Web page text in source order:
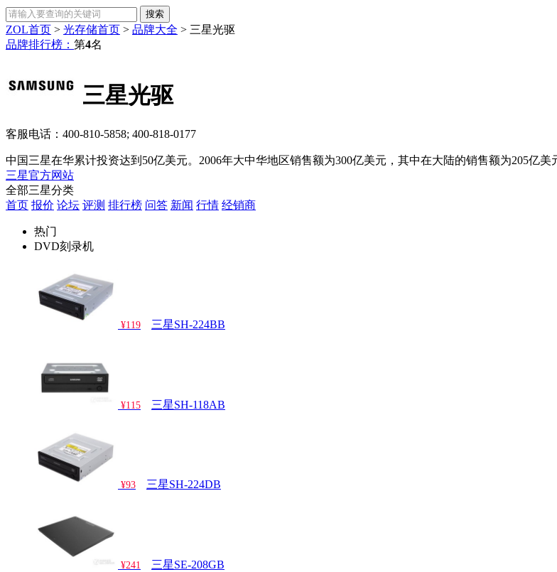
ZOL首页 > 光存储首页 > 品牌大全 > 三星光驱
品牌排行榜： 第4名
三星光驱
客服电话： 400-810-5858; 400-818-0177
中国三星在华累计投资达到50亿美元。2006年大中华地区销售额为300亿美元，其中在大陆的销售额为205亿美
三星官方网站
全部三星分类
首页 报价 论坛 评测 排行榜 问答 新闻 行情 经销商
热门
DVD刻录机
¥119 三星SH-224BB
¥115 三星SH-118AB
¥93 三星SH-224DB
¥241 三星SE-208GB